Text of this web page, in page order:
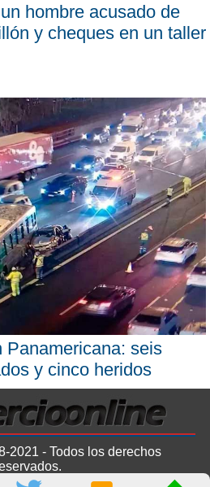
hombre acusado de
y cheques en un taller
Panamericana: seis
y cinco heridos
2021 - Todos los derechos